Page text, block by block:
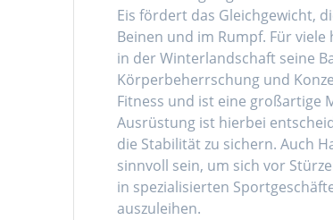
Eis fördert das Gleichgewicht,
Beinen und im Rumpf. Für
in der Winterlandschaft seine
Körperbeherrschung und
Fitness und ist eine großartige
Ausrüstung ist hierbei
die Stabilität zu sichern. Auch
sinnvoll sein, um sich vor
in spezialisierten
auszuleihen.